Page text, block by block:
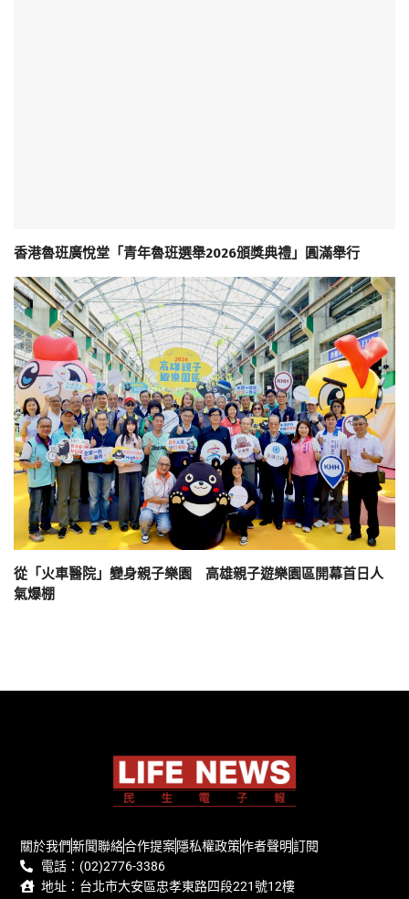
香港魯班廣悅堂「青年魯班選舉2026頒獎典禮」圓滿舉行
從「火車醫院」變身親子樂園 高雄親子遊樂園區開幕首日人
氣爆棚
關於我們新聞聯絡合作提案隱私權政策作者聲明訂閱
電話：(02)2776-3386
地址：台北市大安區忠孝東路四段221號12樓